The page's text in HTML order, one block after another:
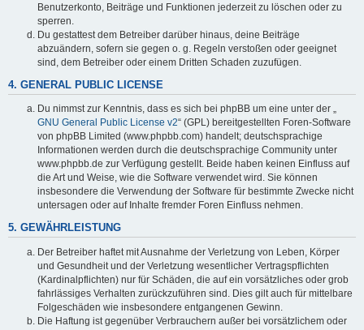
Benutzerkonto, Beiträge und Funktionen jederzeit zu löschen oder zu
sperren.
Du gestattest dem Betreiber darüber hinaus, deine Beiträge
abzuändern, sofern sie gegen o. g. Regeln verstoßen oder geeignet
sind, dem Betreiber oder einem Dritten Schaden zuzufügen.
4. GENERAL PUBLIC LICENSE
Du nimmst zur Kenntnis, dass es sich bei phpBB um eine unter der „
GNU General Public License v2“ (GPL) bereitgestellten Foren-Software
von phpBB Limited (www.phpbb.com) handelt; deutschsprachige
Informationen werden durch die deutschsprachige Community unter
www.phpbb.de zur Verfügung gestellt. Beide haben keinen Einfluss auf
die Art und Weise, wie die Software verwendet wird. Sie können
insbesondere die Verwendung der Software für bestimmte Zwecke nicht
untersagen oder auf Inhalte fremder Foren Einfluss nehmen.
5. GEWÄHRLEISTUNG
Der Betreiber haftet mit Ausnahme der Verletzung von Leben, Körper
und Gesundheit und der Verletzung wesentlicher Vertragspflichten
(Kardinalpflichten) nur für Schäden, die auf ein vorsätzliches oder grob
fahrlässiges Verhalten zurückzuführen sind. Dies gilt auch für mittelbare
Folgeschäden wie insbesondere entgangenen Gewinn.
Die Haftung ist gegenüber Verbrauchern außer bei vorsätzlichem oder